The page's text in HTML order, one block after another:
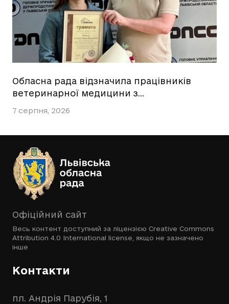
Обласна рада відзначила працівників
ветеринарної медицини з…
7 серпня, 2026
Офіційний сайт
Весь контент доступний за ліцензією Creative Commons
Attribution 4.0 International license , якщо не зазначено
інше
Контакти
пл. Андрія Парубія, 1